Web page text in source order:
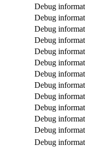
Debug
Debug
Debug
Debug
Debug
Debug
Debug
Debug
Debug
Debug
Debug
Debug
Debug